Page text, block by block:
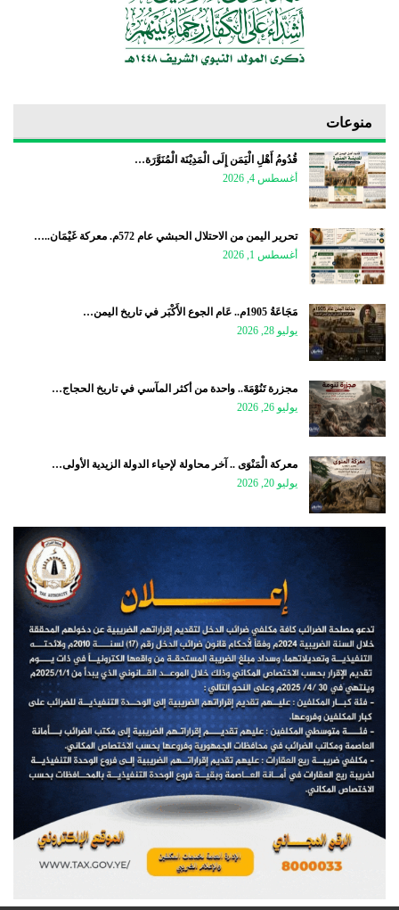
منوعات
قُدُومُ أَهْلِ الْيَمَن إِلَى الْمَدِيْنَة الْمُنَوَّرَة…
أغسطس 4, 2026
تحرير اليمن من الاحتلال الحبشي عام 572م. معركة غَيْمَان..…
أغسطس 1, 2026
مَجَاعَةُ 1905م.. عَام الجوع الأَكْبَر في تاريخ اليمن…
يوليو 28, 2026
مجزرة تَنُوْمَةَ.. واحدة من أكثر المآسي في تاريخ الحجاج…
يوليو 26, 2026
معركة الْمَنْوَى .. آخر محاولة لإحياء الدولة الزيدية الأولى…
يوليو 20, 2026